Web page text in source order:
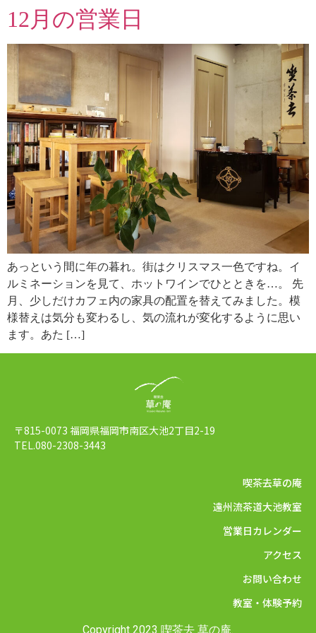
12月の営業日
あっという間に年の暮れ。街はクリスマス一色ですね。イ
ルミネーションを見て、ホットワインでひとときを…。 先
月、少しだけカフェ内の家具の配置を替えてみました。模
様替えは気分も変わるし、気の流れが変化するように思い
ます。あた […]
〒815-0073 福岡県福岡市南区大池2丁目2-19
TEL.080-2308-3443
喫茶去草の庵
遠州流茶道大池教室
営業日カレンダー
アクセス
お問い合わせ
教室・体験予約
Copyright 2023 喫茶去 草の庵.